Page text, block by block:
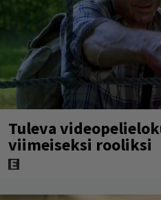
Tuleva
viimeiseksi rooliksi